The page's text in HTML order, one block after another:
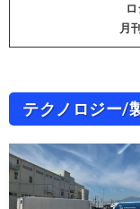
月
テクノロジー/